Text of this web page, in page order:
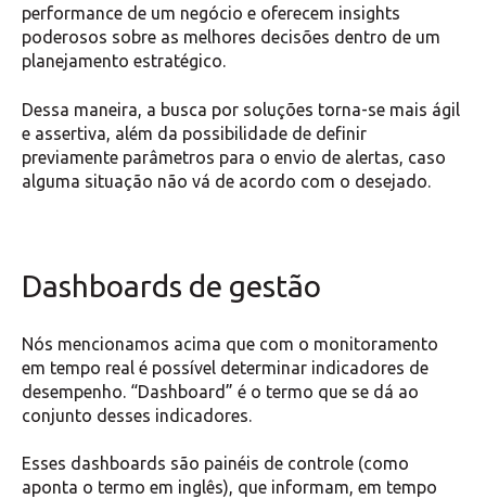
performance de um negócio e oferecem insights
poderosos sobre as melhores decisões dentro de um
planejamento estratégico.
Dessa maneira, a busca por soluções torna-se mais ágil
e assertiva, além da possibilidade de definir
previamente parâmetros para o envio de alertas, caso
alguma situação não vá de acordo com o desejado.
Dashboards de gestão
Nós mencionamos acima que com o monitoramento
em tempo real é possível determinar indicadores de
desempenho. “Dashboard” é o termo que se dá ao
conjunto desses indicadores.
Esses dashboards são painéis de controle (como
aponta o termo em inglês), que informam, em tempo